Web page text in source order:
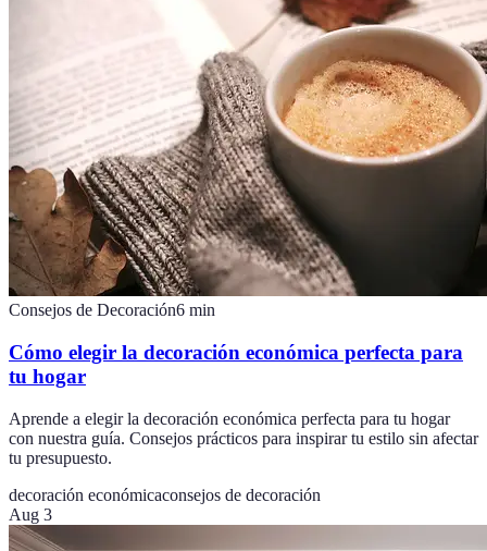
Consejos de Decoración6 min
Cómo elegir la decoración económica perfecta para
tu hogar
Aprende a elegir la decoración económica perfecta para tu hogar
con nuestra guía. Consejos prácticos para inspirar tu estilo sin afectar
tu presupuesto.
decoración económicaconsejos de decoración
Aug 3